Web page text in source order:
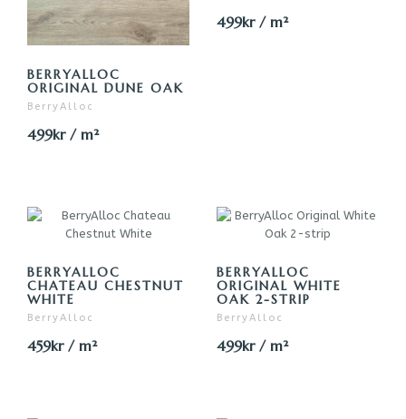
BERRYALLOC
ORIGINAL DUNE OAK
BerryAlloc
499kr / m²
499kr / m²
BERRYALLOC
CHATEAU CHESTNUT
WHITE
BerryAlloc
459kr / m²
BERRYALLOC
ORIGINAL WHITE
OAK 2-STRIP
BerryAlloc
499kr / m²